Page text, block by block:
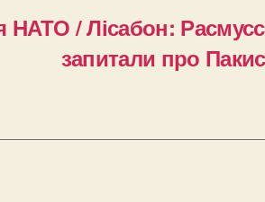
НАТО / Лісабон:
запитали про